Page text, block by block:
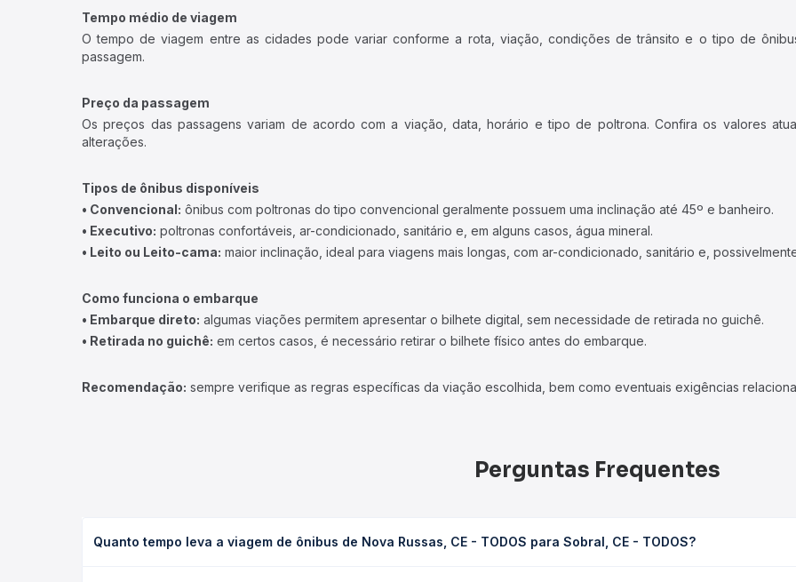
Tempo médio de viagem
O tempo de viagem entre as cidades pode variar conforme a rota, viação, condições de trânsito e o tipo de
passagem.
Preço da passagem
Os preços das passagens variam de acordo com a viação, data, horário e tipo de poltrona. Confira os valores
alterações.
Tipos de ônibus disponíveis
• Convencional: ônibus com poltronas do tipo convencional geralmente possuem uma inclinação até 45º e banheiro.
• Executivo: poltronas confortáveis, ar-condicionado, sanitário e, em alguns casos, água mineral.
• Leito ou Leito-cama: maior inclinação, ideal para viagens mais longas, com ar-condicionado, sanitário e,
Como funciona o embarque
• Embarque direto: algumas viações permitem apresentar o bilhete digital, sem necessidade de retirada no guichê.
• Retirada no guichê: em certos casos, é necessário retirar o bilhete físico antes do embarque.
Recomendação: sempre verifique as regras específicas da viação escolhida, bem como eventuais exigências
Perguntas Frequentes
Quanto tempo leva a viagem de ônibus de Nova Russas, CE - TODOS para Sobral, CE - TODOS?